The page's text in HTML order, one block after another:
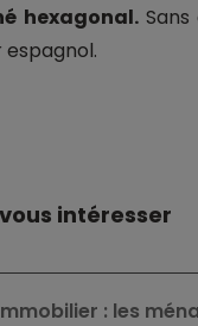
hexagonal.
vous intéresser
: les